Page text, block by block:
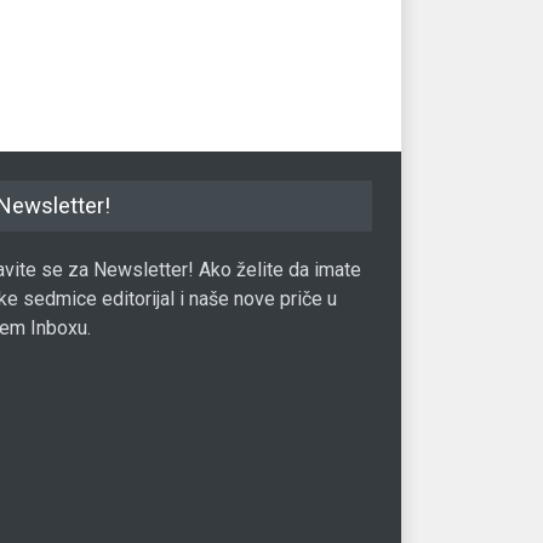
se za Newsletter! Ako želite da imate
sedmice editorijal i naše nove priče u
Inboxu.